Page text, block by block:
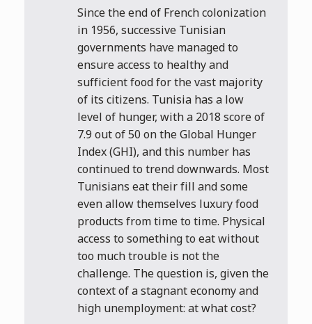
Since the end of French colonization
in 1956, successive Tunisian
governments have managed to
ensure access to healthy and
sufficient food for the vast majority
of its citizens. Tunisia has a low
level of hunger, with a 2018 score of
7.9 out of 50 on the Global Hunger
Index (GHI), and this number has
continued to trend downwards. Most
Tunisians eat their fill and some
even allow themselves luxury food
products from time to time. Physical
access to something to eat without
too much trouble is not the
challenge. The question is, given the
context of a stagnant economy and
high unemployment: at what cost?